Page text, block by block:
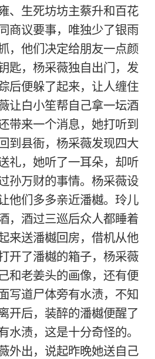
、生死坊坊主蔡升和百花
商议要事，唯独少了银雨
，他们决定给朋友一点颜
匙，杨采薇独自出门，发
后便躲了起来，让人缠住
让白小笙帮自己拿一坛酒
带来一个消息，她打听到
到县衙，杨采薇发现四大
礼，她听了一耳朵，却听
孙万财的事情。杨采薇设
他们多多亲近潘樾。玲儿
，酒过三巡后众人都睡着
来送潘樾回房，借机从他
开了潘樾的箱子，杨采薇
和老姜头的画像，还有便
写道尸体旁有水渍，不知
开后，装醉的潘樾便醒了
水渍，这是十分奇怪的。
外出，说起昨晚她送自己